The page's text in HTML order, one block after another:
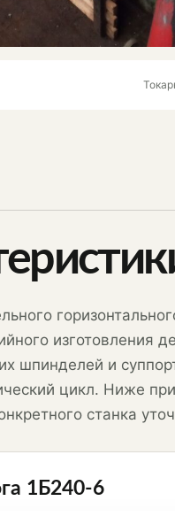
изготовления
шпинделей и
цикл. Ниже
станка
1Б240-6